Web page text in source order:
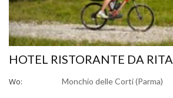
HOTEL RISTORANTE DA RITA
Wo: Monchio delle Corti (Parma)